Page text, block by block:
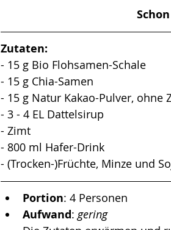
Zutaten:
- 15 g Bio Flohsamen-Schale
- 15 g Chia-Samen
- 15 g Natur Kakao-Pulver, ohne
- 3 - 4 EL Dattelsirup
- Zimt
- 800 ml Hafer-Drink
- (Trocken-)Früchte, Minze und
Portion: 4 Personen
Aufwand: gering